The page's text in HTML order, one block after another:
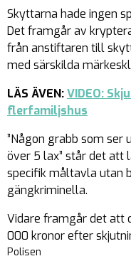
Skyttarna hade ingen
Det framgår av
från anstiftaren till
med särskilda
LÄS ÄVEN:VIDEO:
flerfamiljshus
”Någon grabb som ser
över 5 lax” står det att
specifik måltavla utan
gängkriminella.
Vidare framgår det att
000 kronor efter
Polisen